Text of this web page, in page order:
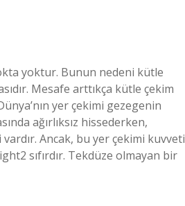
yoktur. Bunun nedeni kütle
Mesafe arttıkça kütle çekim
yer çekimi gezegenin
ağırlıksız hissederken,
Ancak, bu yer çekimi kuvveti
sıfırdır. Tekdüze olmayan bir